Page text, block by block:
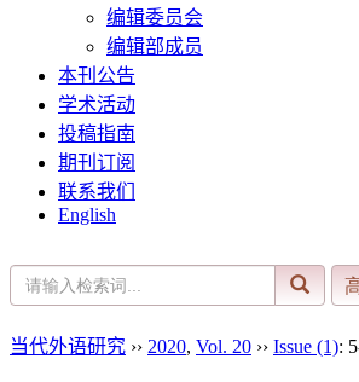
编辑委员会
编辑部成员
本刊公告
学术活动
投稿指南
期刊订阅
联系我们
English
当代外语研究 ›› 2020, Vol. 20 ›› Issue (1):